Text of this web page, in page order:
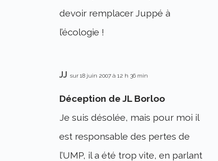
devoir remplacer Juppé à
l’écologie !
JJ sur 18 juin 2007 à 12 h 36 min
Déception de JL Borloo
Je suis désolée, mais pour moi il
est responsable des pertes de
l’UMP, il a été trop vite, en parlant